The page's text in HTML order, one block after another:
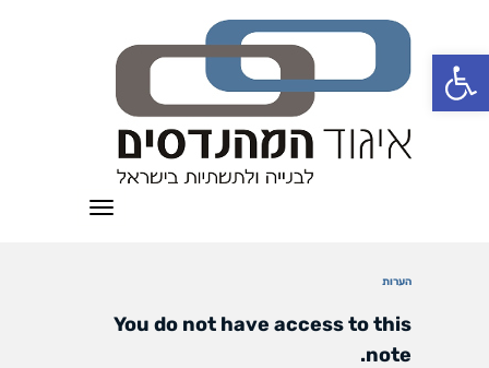
פתח סרגל נגישות
תפריט
הערות
You do not have access to this
note.